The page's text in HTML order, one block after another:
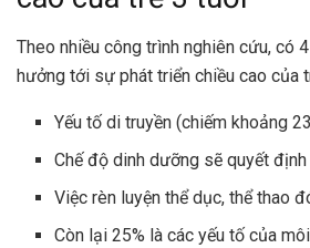
Theo nhiều công trình nghiên cứu, có
hưởng tới sự phát triển chiều cao của
Yếu tố di truyền (chiếm khoảng
Chế độ dinh dưỡng sẽ quyết định
Việc rèn luyện thể dục, thể thao
Còn lại 25% là các yếu tố của